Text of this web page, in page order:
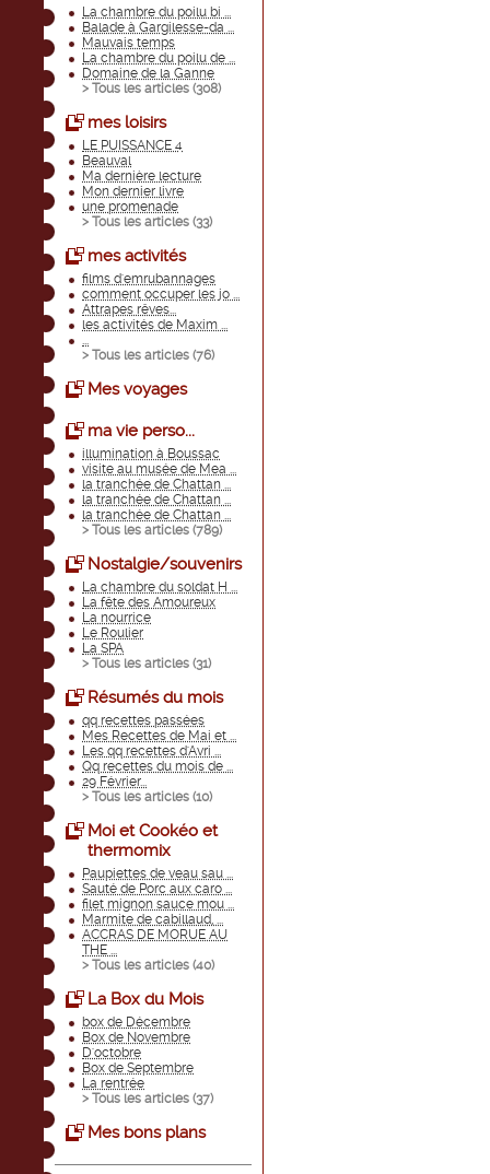
La chambre du poilu bi ...
Balade à Gargilesse-da ...
Mauvais temps
La chambre du poilu de ...
Domaine de la Ganne
> Tous les articles (308)
mes loisirs
LE PUISSANCE 4
Beauval
Ma dernière lecture
Mon dernier livre
une promenade
> Tous les articles (33)
mes activités
films d'emrubannages
comment occuper les jo ...
Attrapes rêves...
les activités de Maxim ...
...
> Tous les articles (76)
Mes voyages
ma vie perso...
illumination à Boussac
visite au musée de Mea ...
la tranchée de Chattan ...
la tranchée de Chattan ...
la tranchée de Chattan ...
> Tous les articles (789)
Nostalgie/souvenirs
La chambre du soldat H ...
La fête des Amoureux
La nourrice
Le Roulier
La SPA
> Tous les articles (31)
Résumés du mois
qq recettes passées
Mes Recettes de Mai et ...
Les qq recettes d'Avri ...
Qq recettes du mois de ...
29 Février...
> Tous les articles (10)
Moi et Cookéo et
thermomix
Paupiettes de veau sau ...
Sauté de Porc aux caro ...
filet mignon sauce mou ...
Marmite de cabillaud, ...
ACCRAS DE MORUE AU
THE ...
> Tous les articles (40)
La Box du Mois
box de Décembre
Box de Novembre
D'octobre
Box de Septembre
La rentrée
> Tous les articles (37)
Mes bons plans